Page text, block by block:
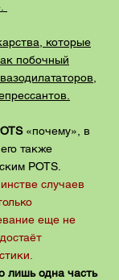
которые
побочный
«почему», в
также
POTS.
случаев
еще не
лишь одна часть